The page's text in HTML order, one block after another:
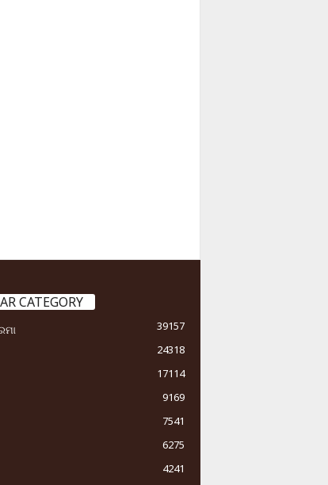
CATEGORY
39157
24318
17114
9169
7541
6275
4241